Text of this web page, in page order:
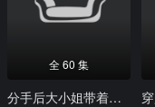
全 60 集
分手后大小姐带着系统回来了